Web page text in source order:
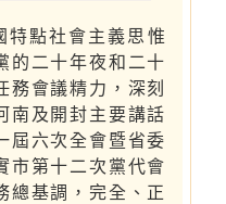
特點社會主義思惟
的二十年夜和二十
務會議精力，深刻
南及開封主要講話
屆六次全會暨省委
市第十二次黨代會
總基調，完全、正